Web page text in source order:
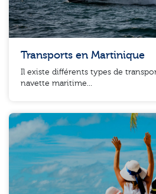
Transports en Martinique
Il existe différents types de
navette maritime...